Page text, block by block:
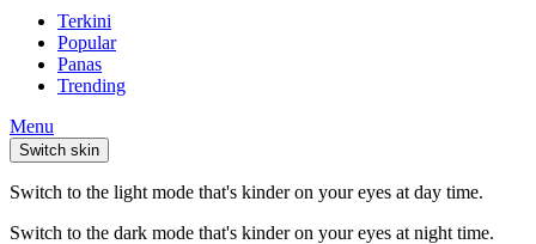
Terkini
Popular
Panas
Trending
Menu
Switch skin
Switch to the light mode that's kinder on your eyes at day time.
Switch to the dark mode that's kinder on your eyes at night time.